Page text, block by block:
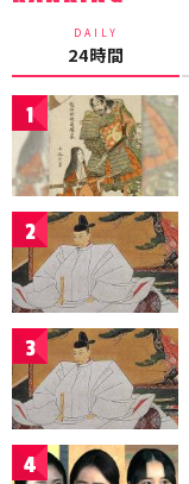
DAILY
24時間
1
2
3
4